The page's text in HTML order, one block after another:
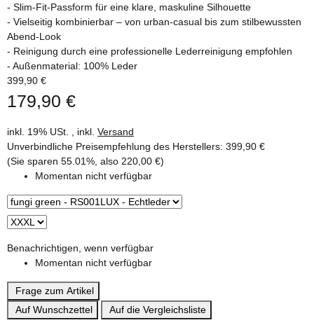
- Slim-Fit-Passform für eine klare, maskuline Silhouette
- Vielseitig kombinierbar – von urban-casual bis zum stilbewussten
Abend-Look
- Reinigung durch eine professionelle Lederreinigung empfohlen
- Außenmaterial: 100% Leder
399,90 €
179,90 €
inkl. 19% USt. , inkl. Versand
Unverbindliche Preisempfehlung des Herstellers: 399,90 €
(Sie sparen 55.01% , also 220,00 €)
Momentan nicht verfügbar
Benachrichtigen, wenn verfügbar
Momentan nicht verfügbar
Frage zum Artikel
Auf Wunschzettel
Auf die Vergleichsliste